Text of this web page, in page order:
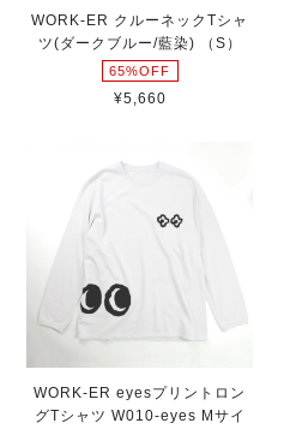
WORK-ER クルーネックTシャ
ツ(ダークブルー/藍染) （S）
65%OFF
¥5,660
WORK-ER eyesプリントロン
グTシャツ W010-eyes Mサイ